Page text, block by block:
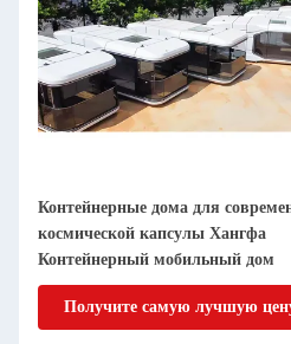
Контейнерные дома для
космической капсулы Хангфа
Контейнерный мобильный дом
Получите самую лучшую